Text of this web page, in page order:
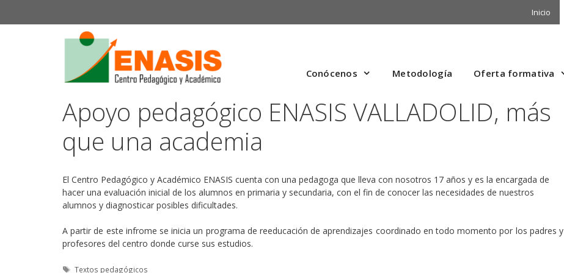
Inicio
Conócenos Metodología Oferta formativa
Apoyo pedagógico ENASIS VALLADOLID, más
que una academia
El Centro Pedagógico y Académico ENASIS cuenta con una pedagoga que lleva con nosotros 17 años y es la encargada de
hacer una evaluación inicial de los alumnos en primaria y secundaria, con el fin de conocer las necesidades de nuestros
alumnos y diagnosticar posibles dificultades.
A partir de este infrome se inicia un programa de reeducación de aprendizajes coordinado en todo momento por los padres y
profesores del centro donde curse sus estudios.
Etiquetas
Textos pedagógicos